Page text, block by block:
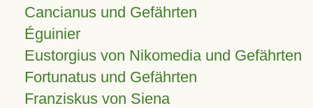
Cancianus und Gefährten
Éguinier
Eustorgius von Nikomedia und Gefährten
Fortunatus und Gefährten
Franziskus von Siena